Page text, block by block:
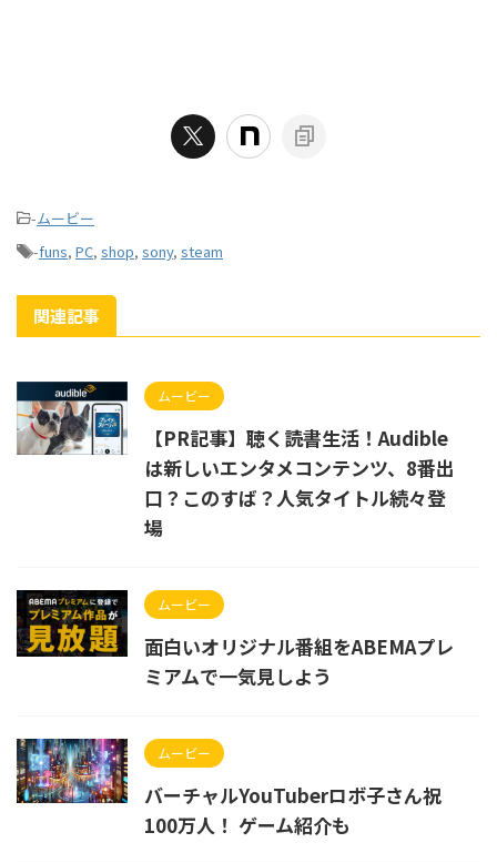
-ムービー
-funs, PC, shop, sony, steam
関連記事
ムービー
【PR記事】聴く読書生活！Audible
は新しいエンタメコンテンツ、8番出
口？このすば？人気タイトル続々登
場
ムービー
面白いオリジナル番組をABEMAプレ
ミアムで一気見しよう
ムービー
バーチャルYouTuberロボ子さん祝
100万人！ ゲーム紹介も